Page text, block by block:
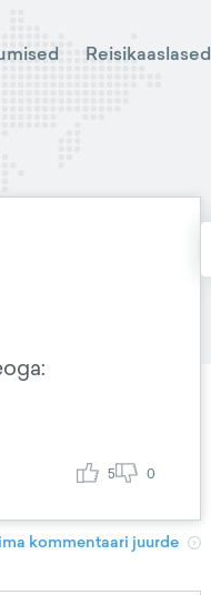
Reisikaaslased
5 0
kommentaari juurde